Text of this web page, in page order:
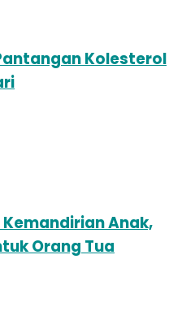
Kolesterol
Anak,
Orang Tua